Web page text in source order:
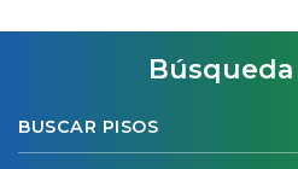
BUSCAR PISOS